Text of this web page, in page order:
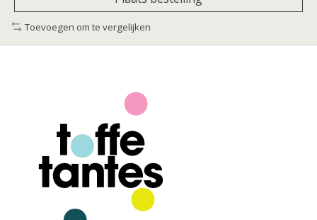
Toevoegen om te vergelijken